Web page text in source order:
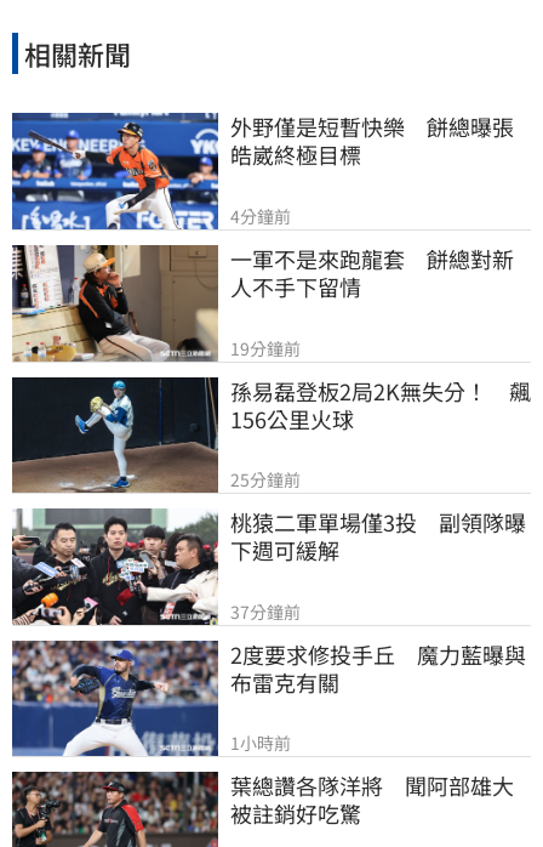
相關新聞
外野僅是短暫快樂　餅總曝張
皓崴終極目標
4分鐘前
一軍不是來跑龍套　餅總對新
人不手下留情
19分鐘前
孫易磊登板2局2K無失分！　飆
156公里火球
25分鐘前
桃猿二軍單場僅3投　副領隊曝
下週可緩解
37分鐘前
2度要求修投手丘　魔力藍曝與
布雷克有關
1小時前
葉總讚各隊洋將　聞阿部雄大
被註銷好吃驚